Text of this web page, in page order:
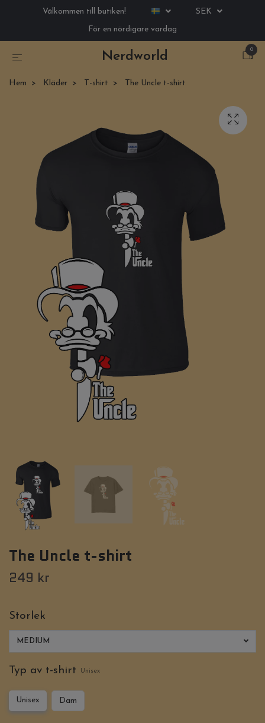
Välkommen till butiken!
SEK
För en nördigare vardag
Nerdworld
0
Hem Kläder T-shirt The Uncle t-shirt
The Uncle t-shirt
249 kr
Storlek
MEDIUM
Typ av t-shirt Unisex
Unisex Dam